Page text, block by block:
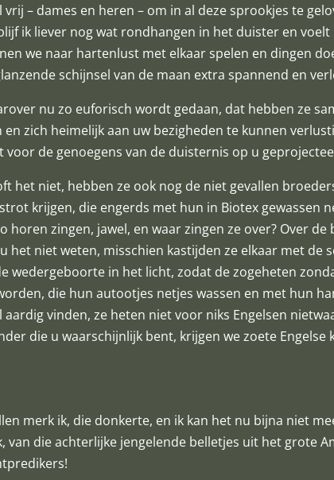
– dames en heren – om in al deze sprookjes te
ik liever nog wat rondhangen in het duister en
we naar hartenlust met elkaar spelen en dingen
schijnsel van de maan extra spannend en
nu zo euforisch wordt gedaan, dat hebben ze
zich heimelijk aan uw bezigheden te kunnen
voor de genoegens van de duisternis op u
het niet, hebben ze ook nog de niet gevallen
krijgen, die engerds met hun in Biotex gewassen
horen zingen, jawel, en waar zingen ze over? Over
het niet weten, misschien kastijden ze elkaar met
wedergeboorte in het licht, zodat de zogeheten
die hun autootjes netjes wassen en met hun
aardig vinden, ze heten niet voor niks Engelsen
die u waarschijnlijk bent, krijgen we zoete
merk ik, die donkerte, en ik kan het nu bijna niet
van die achterlijke jengelende belletjes uit het grote